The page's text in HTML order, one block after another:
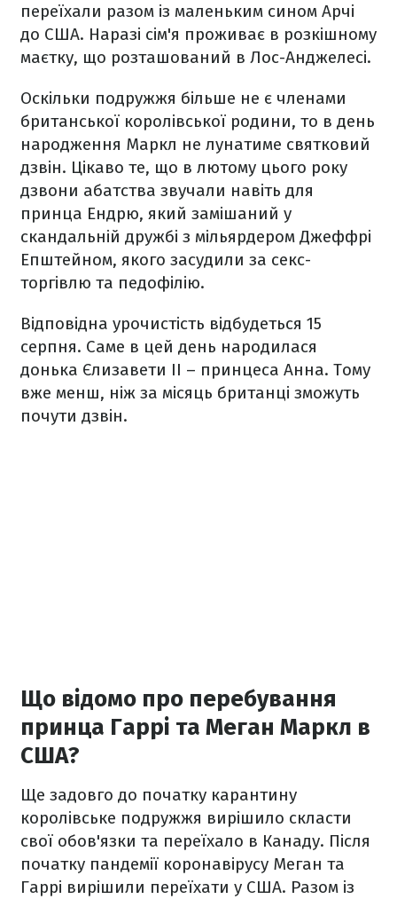
переїхали разом із маленьким сином Арчі
до США. Наразі сім'я проживає в розкішному
маєтку, що розташований в Лос-Анджелесі.
Оскільки подружжя більше не є членами
британської королівської родини, то в день
народження Маркл не лунатиме святковий
дзвін. Цікаво те, що в лютому цього року
дзвони абатства звучали навіть для
принца Ендрю, який замішаний у
скандальній дружбі з мільярдером Джеффрі
Епштейном, якого засудили за секс-
торгівлю та педофілію.
Відповідна урочистість відбудеться 15
серпня. Саме в цей день народилася
донька Єлизавети ІІ – принцеса Анна. Тому
вже менш, ніж за місяць британці зможуть
почути дзвін.
Що відомо про перебування
принца Гаррі та Меган Маркл в
США?
Ще задовго до початку карантину
королівське подружжя вирішило скласти
свої обов'язки та переїхало в Канаду. Після
початку пандемії коронавірусу Меган та
Гаррі вирішили переїхати у США. Разом із